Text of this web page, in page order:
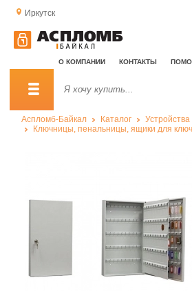
Иркутск
О КОМПАНИИ КОНТАКТЫ
Аспломб-Байкал Каталог
Ключницы, пенальницы, ящики для